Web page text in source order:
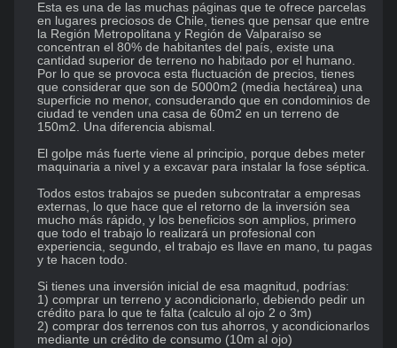
Esta es una de las muchas páginas que te ofrece parcelas
en lugares preciosos de Chile, tienes que pensar que entre
la Región Metropolitana y Región de Valparaíso se
concentran el 80% de habitantes del país, existe una
cantidad superior de terreno no habitado por el humano.
Por lo que se provoca esta fluctuación de precios, tienes
que considerar que son de 5000m2 (media hectárea) una
superficie no menor, consuderando que en condominios de
ciudad te venden una casa de 60m2 en un terreno de
150m2. Una diferencia abismal.
El golpe más fuerte viene al principio, porque debes meter
maquinaria a nivel y a excavar para instalar la fose séptica.
Todos estos trabajos se pueden subcontratar a empresas
externas, lo que hace que el retorno de la inversión sea
mucho más rápido, y los beneficios son amplios, primero
que todo el trabajo lo realizará un profesional con
experiencia, segundo, el trabajo es llave en mano, tu pagas
y te hacen todo.
Si tienes una inversión inicial de esa magnitud, podrías:
1) comprar un terreno y acondicionarlo, debiendo pedir un
crédito para lo que te falta (calculo al ojo 2 o 3m)
2) comprar dos terrenos con tus ahorros, y acondicionarlos
mediante un crédito de consumo (10m al ojo)